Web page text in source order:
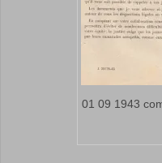
01 09 1943